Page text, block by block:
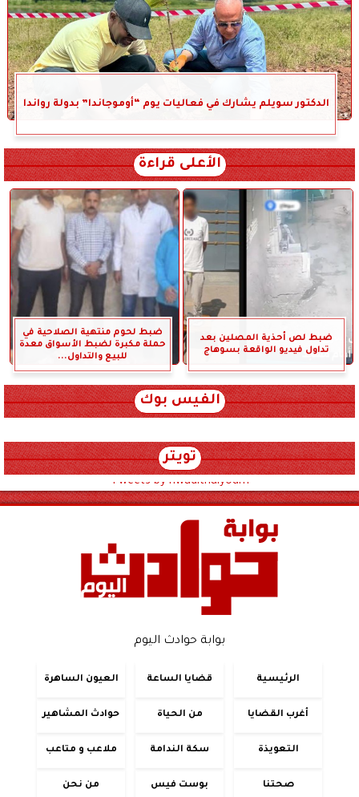
الدكتور سويلم يشارك في فعاليات يوم “أوموجاندا” بدولة رواندا
الأعلى قراءة
ضبط لص أحذية المصلين بعد
تداول فيديو الواقعة بسوهاج
ضبط لحوم منتهية الصلاحية في
حملة مكبرة لضبط الأسواق معدة
للبيع والتداول...
الفيس بوك
تويتر
Tweets by hwadithalyoum
بوابة حوادث اليوم
الرئيسية قضايا الساعة العيون الساهرة
أغرب القضايا من الحياة حوادث المشاهير
التعويذة سكة الندامة ملاعب و متاعب
صحتنا بوست فيس من نحن